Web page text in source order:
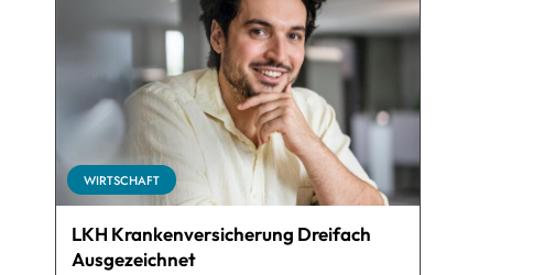
WIRTSCHAFT
LKH Krankenversicherung Dreifach
Ausgezeichnet